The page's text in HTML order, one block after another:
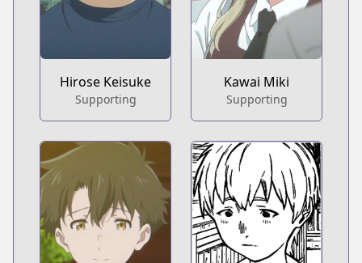
Hirose Keisuke
Supporting
Kawai Miki
Supporting